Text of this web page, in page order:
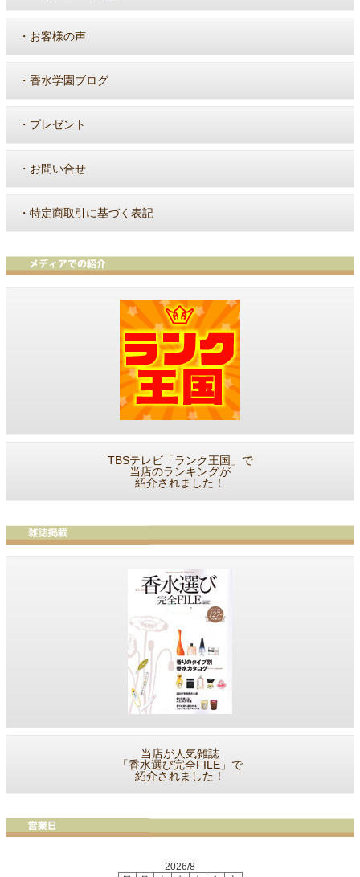
・ お客様の声
・ 香水学園ブログ
・ プレゼント
・ お問い合せ
・ 特定商取引に基づく表記
TBSテレビ「ランク王国」で
当店のランキングが
紹介されました！
当店が人気雑誌
「香水選び完全FILE」で
紹介されました！
2026/8